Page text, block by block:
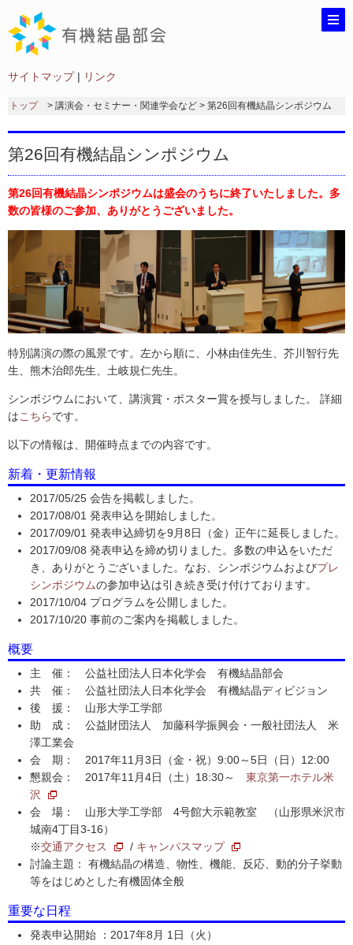
サイトマップ| リンク
トップ> 講演会・セミナー・関連学会など > 第26回有機結晶シンポジウム
第26回有機結晶シンポジウム
第26回有機結晶シンポジウムは盛会のうちに終了いたしました。多
数の皆様のご参加、ありがとうございました。
特別講演の際の風景です。左から順に、小林由佳先生、芥川智行先
生、熊木治郎先生、土岐規仁先生。
シンポジウムにおいて、講演賞・ポスター賞を授与しました。 詳細
はこちらです。
以下の情報は、開催時点までの内容です。
新着・更新情報
2017/05/25 会告を掲載しました。
2017/08/01 発表申込を開始しました。
2017/09/01 発表申込締切を9月8日（金）正午に延長しました。
2017/09/08 発表申込を締め切りました。多数の申込をいただ
き、ありがとうございました。なお、シンポジウムおよびプレ
シンポジウムの参加申込は引き続き受け付けております。
2017/10/04 プログラムを公開しました。
2017/10/20 事前のご案内を掲載しました。
概要
主 催： 公益社団法人日本化学会 有機結晶部会
共 催： 公益社団法人日本化学会 有機結晶ディビジョン
後 援： 山形大学工学部
助 成： 公益財団法人 加藤科学振興会・一般社団法人 米
澤工業会
会 期： 2017年11月3日（金・祝）9:00～5日（日）12:00
懇親会： 2017年11月4日（土）18:30～ 東京第一ホテル米
沢
会 場： 山形大学工学部 4号館大示範教室 （山形県米沢市
城南4丁目3-16）
※交通アクセス / キャンパスマップ
討論主題： 有機結晶の構造、物性、機能、反応、動的分子挙動
等をはじめとした有機固体全般
重要な日程
発表申込開始 ：2017年8月 1日（火）